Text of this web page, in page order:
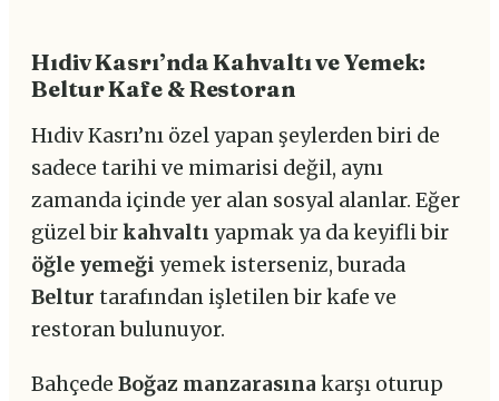
Hıdiv Kasrı’nda Kahvaltı ve Yemek:
Beltur Kafe & Restoran
Hıdiv Kasrı’nı özel yapan şeylerden biri de
sadece tarihi ve mimarisi değil, aynı
zamanda içinde yer alan sosyal alanlar. Eğer
güzel birkahvaltı yapmak ya da keyifli bir
öğle yemeği yemek isterseniz, burada
Beltur tarafından işletilen bir kafe ve
restoran bulunuyor.
Bahçede Boğaz manzarasına karşı oturup